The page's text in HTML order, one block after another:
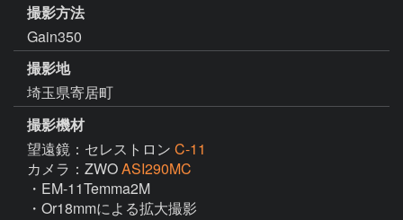
撮影方法
Gain350
撮影地
埼玉県寄居町
撮影機材
望遠鏡：セレストロン C-11
カメラ：ZWOASI290MC
・EM-11Temma2M
・Or18mmによる拡大撮影